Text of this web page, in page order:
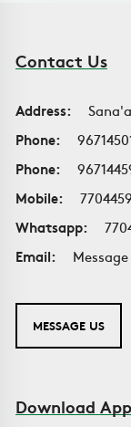
Contact Us
Address:
Phone:
Phone:
Mobile:
Whatsapp:
Email:
Message
MESSAGE US
Download